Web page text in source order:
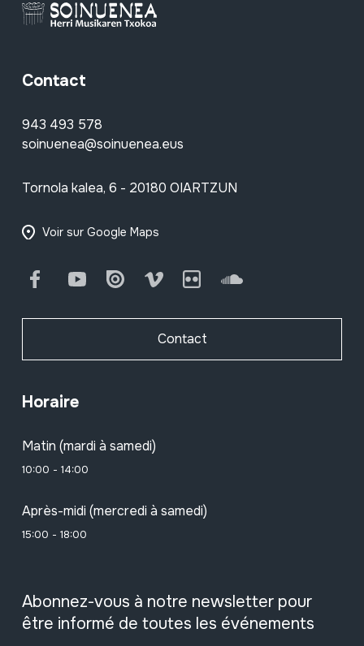
Contact
943 493 578
soinuenea@soinuenea.eus
Tornola kalea, 6 - 20180 OIARTZUN
Voir sur Google Maps
FacebookYoutube Issuu Vimeo Flickr SoundCloud
Contact
Horaire
Matin (mardi à samedi)
10:00 - 14:00
Après-midi (mercredi à samedi)
15:00 - 18:00
Abonnez-vous à notre newsletter pour
être informé de toutes les événements